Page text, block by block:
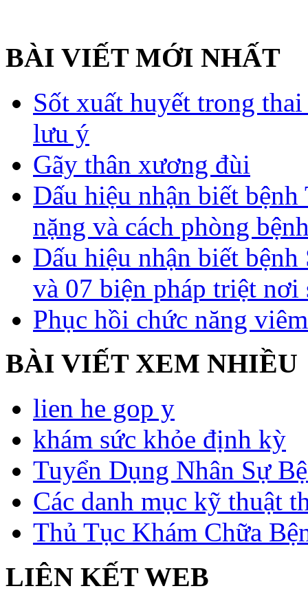
BÀI VIẾT MỚI NHẤT
Sốt xuất huyết trong
lưu ý
Gãy thân xương đùi
Dấu hiệu nhận biết
nặng và cách phòng
Dấu hiệu nhận biết
và 07 biện pháp triệt nơi
Phục hồi chức năng
BÀI VIẾT XEM NHIỀU
lien he gop y
khám sức khỏe định kỳ
Tuyển Dụng Nhân Sự
Các danh mục kỹ thuật
Thủ Tục Khám Chữa
LIÊN KẾT WEB